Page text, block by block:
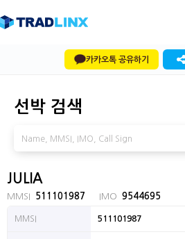
카카오톡 공유하기
선박 검색
JULIA
MMSI 511101987 IMO 9544695
MMSI 511101987